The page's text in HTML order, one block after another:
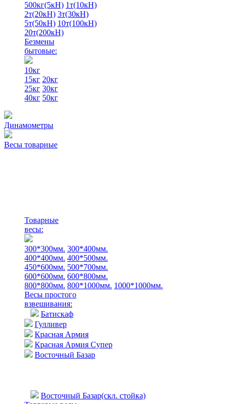
500кг(5кН) 1т(10кН)
2т(20кН) 3т(30кН)
5т(50кН) 10т(100кН)
20т(200кН)
Безмены
бытовые:
10кг
15кг 20кг
25кг 30кг
40кг 50кг
Динамометры
Весы товарные
Товарные
весы:
300*300мм. 300*400мм.
400*400мм. 400*500мм.
450*600мм. 500*700мм.
600*600мм. 600*800мм.
800*800мм. 800*1000мм. 1000*1000мм.
Весы простого
взвешивания:
Батискаф
Гулливер
Красная Армия
Красная Армия Супер
Восточный Базар
Восточный Базар(скл. стойка)